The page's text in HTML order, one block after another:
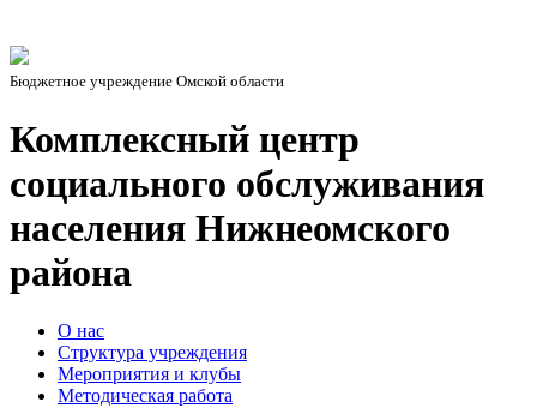
Бюджетное учреждение Омской области
Комплексный центр
социального обслуживания
населения Нижнеомского
района
О нас
Структура учреждения
Мероприятия и клубы
Методическая работа